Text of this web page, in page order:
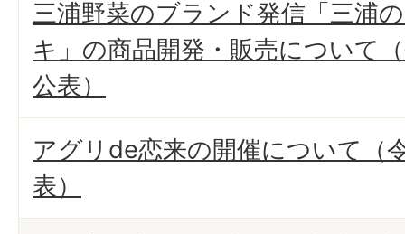
三浦野菜のブランド発信「三浦
キ」の商品開発・販売について
公表）
アグリde恋来の開催について（
表）